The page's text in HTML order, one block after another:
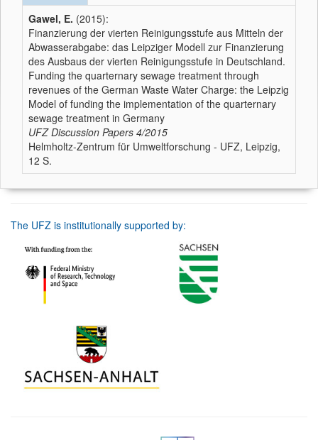
Gawel, E. (2015):
Finanzierung der vierten Reinigungsstufe aus Mitteln der
Abwasserabgabe: das Leipziger Modell zur Finanzierung
des Ausbaus der vierten Reinigungsstufe in Deutschland.
Funding the quarternary sewage treatment through
revenues of the German Waste Water Charge: the Leipzig
Model of funding the implementation of the quarternary
sewage treatment in Germany
UFZ Discussion Papers 4/2015
Helmholtz-Zentrum für Umweltforschung - UFZ, Leipzig,
12 S.
The UFZ is institutionally supported by: